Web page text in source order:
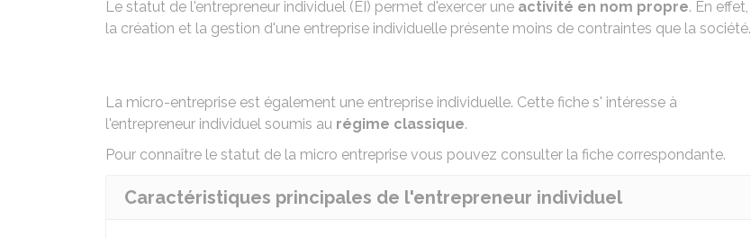
Le statut de l'entrepreneur individuel (EI) permet d'exercer une activité en nom propre. En effet,
la création et la gestion d'une entreprise individuelle présente moins de contraintes que la société.
La micro-entreprise est également une entreprise individuelle. Cette fiche s' intéresse à
l'entrepreneur individuel soumis au régime classique.
Pour connaître le statut de la micro entreprise vous pouvez consulter la fiche correspondante.
Caractéristiques principales de l'entrepreneur individuel